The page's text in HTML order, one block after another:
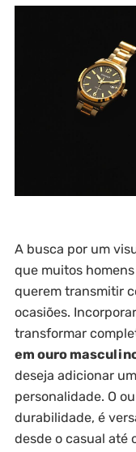
A busca por um
que muitos
querem transmitir
ocasiões.
transformar
em ouro
deseja adicionar
personalidade. O
durabilidade, é
desde o casual até